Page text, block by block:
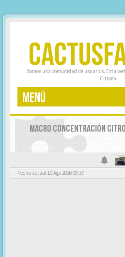
Somos una comunidad de usuarios. Esta
Citroën.
MENÚ
MACRO CONCENTRACIÓN
Fecha actual 10 Ago 2026 09:37